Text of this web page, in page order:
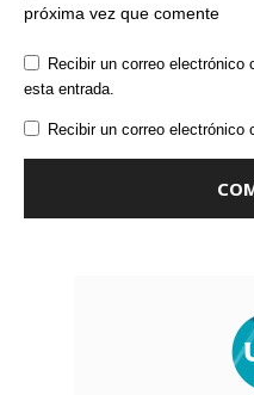
próxima vez que comente
Recibir un correo
esta entrada.
Recibir un correo electrónico